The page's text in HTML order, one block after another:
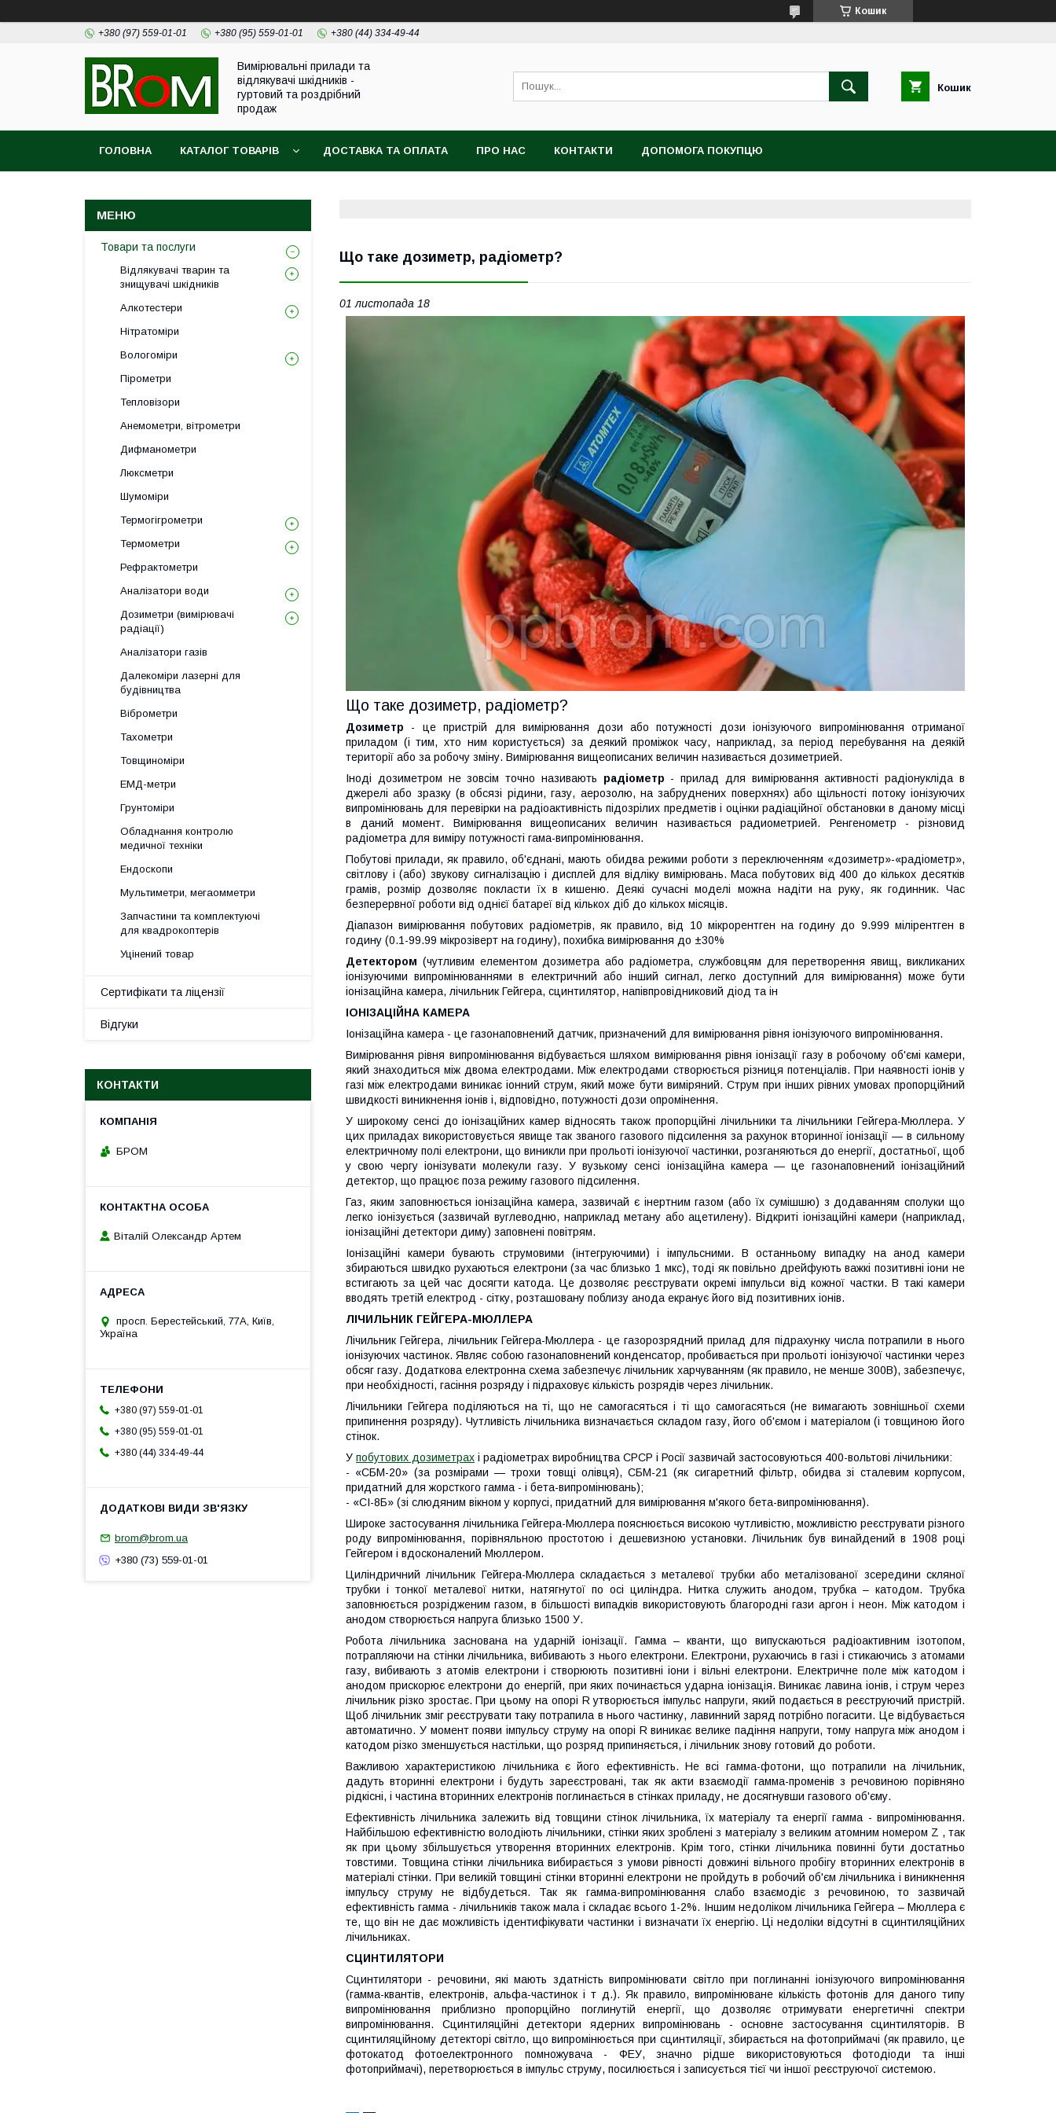
Кошик
+380 (97) 559-01-01 +380 (95) 559-01-01 +380 (44) 334-49-44
Вимірювальні прилади та
відлякувачі шкідників -
гуртовий та роздрібний
продаж
Кошик
ГОЛОВНА КАТАЛОГ ТОВАРІВ ДОСТАВКА ТА ОПЛАТА ПРО НАС КОНТАКТИ ДОПОМОГА ПОКУПЦЮ
Що таке дозиметр, радіометр?
01 листопада 18
Що таке дозиметр, радіометр?
Дозиметр - це пристрій для вимірювання дози або потужності дози іонізуючого випромінювання отриманої
приладом (і тим, хто ним користується) за деякий проміжок часу, наприклад, за період перебування на деякій
території або за робочу зміну. Вимірювання вищеописаних величин називається дозиметрией.
Іноді дозиметром не зовсім точно називають радіометр - прилад для вимірювання активності радіонукліда в
джерелі або зразку (в обсязі рідини, газу, аерозолю, на забруднених поверхнях) або щільності потоку іонізуючих
випромінювань для перевірки на радіоактивність підозрілих предметів і оцінки радіаційної обстановки в даному місці
в даний момент. Вимірювання вищеописаних величин називається радиометрией. Ренгенометр - різновид
радіометра для виміру потужності гама-випромінювання.
Побутові прилади, як правило, об'єднані, мають обидва режими роботи з переключенням «дозиметр»-«радіометр»,
світлову і (або) звукову сигналізацію і дисплей для відліку вимірювань. Маса побутових від 400 до кількох десятків
грамів, розмір дозволяє покласти їх в кишеню. Деякі сучасні моделі можна надіти на руку, як годинник. Час
безперервної роботи від однієї батареї від кількох діб до кількох місяців.
Діапазон вимірювання побутових радіометрів, як правило, від 10 мікрорентген на годину до 9.999 мілірентген в
годину (0.1-99.99 мікрозіверт на годину), похибка вимірювання до ±30%
Детектором (чутливим елементом дозиметра або радіометра, службовцям для перетворення явищ, викликаних
іонізуючими випромінюваннями в електричний або інший сигнал, легко доступний для вимірювання) може бути
іонізаційна камера, лічильник Гейгера, сцинтилятор, напівпровідниковий діод та ін
ІОНІЗАЦІЙНА КАМЕРА
Іонізаційна камера - це газонаповнений датчик, призначений для вимірювання рівня іонізуючого випромінювання.
Вимірювання рівня випромінювання відбувається шляхом вимірювання рівня іонізації газу в робочому об'ємі камери,
який знаходиться між двома електродами. Між електродами створюється різниця потенціалів. При наявності іонів у
газі між електродами виникає іонний струм, який може бути виміряний. Струм при інших рівних умовах пропорційний
швидкості виникнення іонів і, відповідно, потужності дози опромінення.
У широкому сенсі до іонізаційних камер відносять також пропорційні лічильники та лічильники Гейгера-Мюллера. У
цих приладах використовується явище так званого газового підсилення за рахунок вторинної іонізації — в сильному
електричному полі електрони, що виникли при прольоті іонізуючої частинки, розганяються до енергії, достатньої, щоб
у свою чергу іонізувати молекули газу. У вузькому сенсі іонізаційна камера — це газонаповнений іонізаційний
детектор, що працює поза режиму газового підсилення.
Газ, яким заповнюється іонізаційна камера, зазвичай є інертним газом (або їх сумішшю) з додаванням сполуки що
легко іонізується (зазвичай вуглеводню, наприклад метану або ацетилену). Відкриті іонізаційні камери (наприклад,
іонізаційні детектори диму) заповнені повітрям.
Іонізаційні камери бувають струмовими (інтегруючими) і імпульсними. В останньому випадку на анод камери
збираються швидко рухаються електрони (за час близько 1 мкс), тоді як повільно дрейфують важкі позитивні іони не
встигають за цей час досягти катода. Це дозволяє реєструвати окремі імпульси від кожної частки. В такі камери
вводять третій електрод - сітку, розташовану поблизу анода екранує його від позитивних іонів.
ЛІЧИЛЬНИК ГЕЙГЕРА-МЮЛЛЕРА
Лічильник Гейгера, лічильник Гейгера-Мюллера - це газорозрядний прилад для підрахунку числа потрапили в нього
іонізуючих частинок. Являє собою газонаповнений конденсатор, пробивається при прольоті іонізуючої частинки через
обсяг газу. Додаткова електронна схема забезпечує лічильник харчуванням (як правило, не менше 300В), забезпечує,
при необхідності, гасіння розряду і підраховує кількість розрядів через лічильник.
Лічильники Гейгера поділяються на ті, що не самогасяться і ті що самогасяться (не вимагають зовнішньої схеми
припинення розряду). Чутливість лічильника визначається складом газу, його об'ємом і матеріалом (і товщиною його
стінок.
У побутових дозиметрах і радіометрах виробництва СРСР і Росії зазвичай застосовуються 400-вольтові лічильники:
- «СБМ-20» (за розмірами — трохи товщі олівця), СБМ-21 (як сигаретний фільтр, обидва зі сталевим корпусом,
придатний для жорсткого гамма - і бета-випромінювань);
- «СІ-8Б» (зі слюдяним вікном у корпусі, придатний для вимірювання м'якого бета-випромінювання).
Широке застосування лічильника Гейгера-Мюллера пояснюється високою чутливістю, можливістю реєструвати різного
роду випромінювання, порівняльною простотою і дешевизною установки. Лічильник був винайдений в 1908 році
Гейгером і вдосконалений Мюллером.
Циліндричний лічильник Гейгера-Мюллера складається з металевої трубки або металізованої зсередини скляної
трубки і тонкої металевої нитки, натягнутої по осі циліндра. Нитка служить анодом, трубка – катодом. Трубка
заповнюється розрідженим газом, в більшості випадків використовують благородні гази аргон і неон. Між катодом і
анодом створюється напруга близько 1500 У.
Робота лічильника заснована на ударній іонізації. Гамма – кванти, що випускаються радіоактивним ізотопом,
потрапляючи на стінки лічильника, вибивають з нього електрони. Електрони, рухаючись в газі і стикаючись з атомами
газу, вибивають з атомів електрони і створюють позитивні іони і вільні електрони. Електричне поле між катодом і
анодом прискорює електрони до енергій, при яких починається ударна іонізація. Виникає лавина іонів, і струм через
лічильник різко зростає. При цьому на опорі R утворюється імпульс напруги, який подається в реєструючий пристрій.
Щоб лічильник зміг реєструвати таку потрапила в нього частинку, лавинний заряд потрібно погасити. Це відбувається
автоматично. У момент появи імпульсу струму на опорі R виникає велике падіння напруги, тому напруга між анодом і
катодом різко зменшується настільки, що розряд припиняється, і лічильник знову готовий до роботи.
Важливою характеристикою лічильника є його ефективність. Не всі гамма-фотони, що потрапили на лічильник,
дадуть вторинні електрони і будуть зареєстровані, так як акти взаємодії гамма-променів з речовиною порівняно
рідкісні, і частина вторинних електронів поглинається в стінках приладу, не досягнувши газового об'єму.
Ефективність лічильника залежить від товщини стінок лічильника, їх матеріалу та енергії гамма - випромінювання.
Найбільшою ефективністю володіють лічильники, стінки яких зроблені з матеріалу з великим атомним номером Z , так
як при цьому збільшується утворення вторинних електронів. Крім того, стінки лічильника повинні бути достатньо
товстими. Товщина стінки лічильника вибирається з умови рівності довжині вільного пробігу вторинних електронів в
матеріалі стінки. При великій товщині стінки вторинні електрони не пройдуть в робочий об'єм лічильника і виникнення
імпульсу струму не відбудеться. Так як гамма-випромінювання слабо взаємодіє з речовиною, то зазвичай
ефективність гамма - лічильників також мала і складає всього 1-2%. Іншим недоліком лічильника Гейгера – Мюллера є
те, що він не дає можливість ідентифікувати частинки і визначати їх енергію. Ці недоліки відсутні в сцинтиляційних
лічильниках.
СЦИНТИЛЯТОРИ
Сцинтилятори - речовини, які мають здатність випромінювати світло при поглинанні іонізуючого випромінювання
(гамма-квантів, електронів, альфа-частинок і т д.). Як правило, випромінюване кількість фотонів для даного типу
випромінювання приблизно пропорційно поглинутій енергії, що дозволяє отримувати енергетичні спектри
випромінювання. Сцинтиляційні детектори ядерних випромінювань - основне застосування сцинтиляторів. В
сцинтиляційному детекторі світло, що випромінюється при сцинтиляції, збирається на фотоприймачі (як правило, це
фотокатод фотоелектронного помножувача - ФЕУ, значно рідше використовуються фотодіоди та інші
фотоприймачі), перетворюється в імпульс струму, посилюється і записується тієї чи іншої реєструючої системою.
Товари та послуги
Відлякувачі тварин та
знищувачі шкідників
Алкотестери
Нітратоміри
Вологоміри
Пірометри
Тепловізори
Анемометри, вітрометри
Дифманометри
Люксметри
Шумоміри
Термогігрометри
Термометри
Рефрактометри
Аналізатори води
Дозиметри (вимірювачі
радіації)
Аналізатори газів
Далекоміри лазерні для
будівництва
Віброметри
Тахометри
Товщиноміри
ЕМД-метри
Грунтоміри
Обладнання контролю
медичної техніки
Ендоскопи
Мультиметри, мегаомметри
Запчастини та комплектуючі
для квадрокоптерів
Уцінений товар
Сертифікати та ліцензії
Відгуки
КОНТАКТИ
БРОМ
Віталій Олександр Артем
просп. Берестейський, 77А, Київ,
Україна
+380 (97) 559-01-01
+380 (95) 559-01-01
+380 (44) 334-49-44
brom@brom.ua
+380 (73) 559-01-01